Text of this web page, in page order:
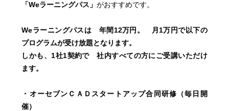
「Weラーニングパス」がおすすめです。
Weラーニングパスは 年間12万円。 月1万円で以下の
プログラムが受け放題となります。
しかも、1社1契約で 社内すべての方にご受講いただけ
ます。
・オーセブンＣＡＤスタートアップ合同研修（毎日開
催）